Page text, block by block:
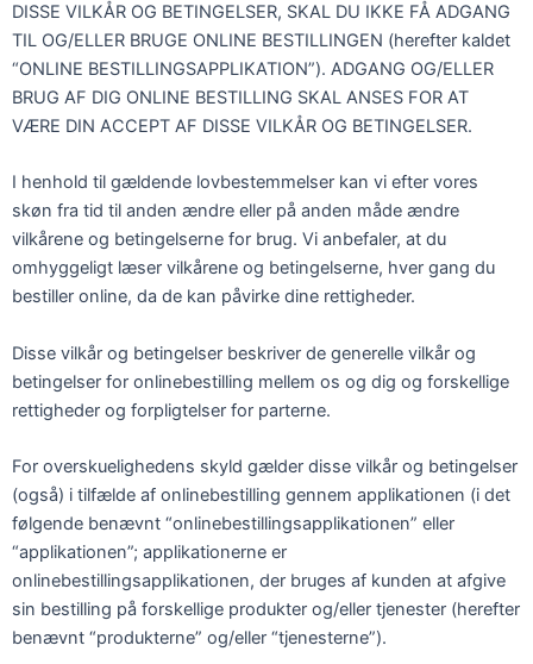
DISSE VILKÅR OG BETINGELSER, SKAL DU IKKE FÅ ADGANG
TIL OG/ELLER BRUGE ONLINE BESTILLINGEN (herefter kaldet
“ONLINE BESTILLINGSAPPLIKATION”). ADGANG OG/ELLER
BRUG AF DIG ONLINE BESTILLING SKAL ANSES FOR AT
VÆRE DIN ACCEPT AF DISSE VILKÅR OG BETINGELSER.
I henhold til gældende lovbestemmelser kan vi efter vores
skøn fra tid til anden ændre eller på anden måde ændre
vilkårene og betingelserne for brug. Vi anbefaler, at du
omhyggeligt læser vilkårene og betingelserne, hver gang du
bestiller online, da de kan påvirke dine rettigheder.
Disse vilkår og betingelser beskriver de generelle vilkår og
betingelser for onlinebestilling mellem os og dig og forskellige
rettigheder og forpligtelser for parterne.
For overskuelighedens skyld gælder disse vilkår og betingelser
(også) i tilfælde af onlinebestilling gennem applikationen (i det
følgende benævnt “onlinebestillingsapplikationen” eller
“applikationen”; applikationerne er
onlinebestillingsapplikationen, der bruges af kunden at afgive
sin bestilling på forskellige produkter og/eller tjenester (herefter
benævnt “produkterne” og/eller “tjenesterne”).